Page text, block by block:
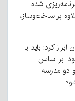
شده
بر ساخت‌وساز،
کرد: باید با
بر اساس
دو مدرسه